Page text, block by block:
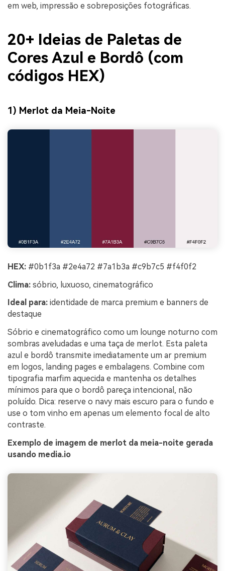
em web, impressão e sobreposições fotográficas.
20+ Ideias de Paletas de
Cores Azul e Bordô (com
códigos HEX)
1) Merlot da Meia-Noite
HEX: #0b1f3a #2e4a72 #7a1b3a #c9b7c5 #f4f0f2
Clima: sóbrio, luxuoso, cinematográfico
Ideal para: identidade de marca premium e banners de
destaque
Sóbrio e cinematográfico como um lounge noturno com
sombras aveludadas e uma taça de merlot. Esta paleta
azul e bordô transmite imediatamente um ar premium
em logos, landing pages e embalagens. Combine com
tipografia marfim aquecida e mantenha os detalhes
mínimos para que o bordô pareça intencional, não
poluído. Dica: reserve o navy mais escuro para o fundo e
use o tom vinho em apenas um elemento focal de alto
contraste.
Exemplo de imagem de merlot da meia-noite gerada
usando media.io